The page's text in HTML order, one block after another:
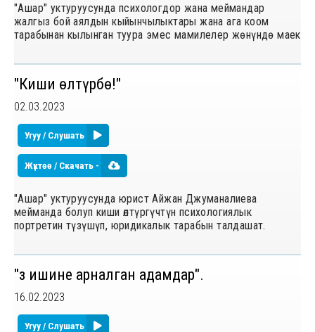
"Ашар" уктуруусунда психологдор жана меймандар
жалгыз бой аялдын кыйынчылыктары жана ага коом
тарабынан кылынган туура эмес мамилелер жөнүндө маек
"Киши ѳлтүрбѳ!"
02.03.2023
Угуу / Слушать
Жүктөө / Скачать -
"Ашар" уктуруусунда юрист Айжан Джуманалиева
мейманда болуп киши ѳлтүргүчтүн психологиялык
портретин түзүшүп, юридикалык тарабын талдашат.
"Ѳз ишине арналган адамдар".
16.02.2023
Угуу / Слушать